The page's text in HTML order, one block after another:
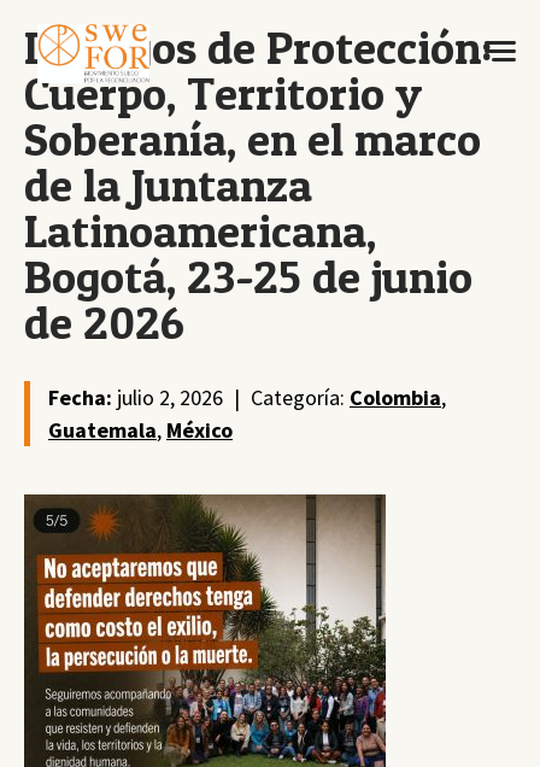
Diálogos de Protección:
Cuerpo, Territorio y
Soberanía, en el marco
de la Juntanza
Latinoamericana,
Bogotá, 23-25 de junio
de 2026
Fecha: julio 2, 2026 | Categoría: Colombia,
Guatemala, México